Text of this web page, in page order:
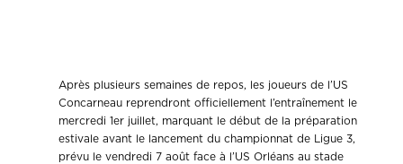
Après plusieurs semaines de repos, les joueurs de l’US
Concarneau reprendront officiellement l’entraînement le
mercredi 1er juillet, marquant le début de la préparation
estivale avant le lancement du championnat de Ligue 3,
prévu le vendredi 7 août face à l’US Orléans au stade